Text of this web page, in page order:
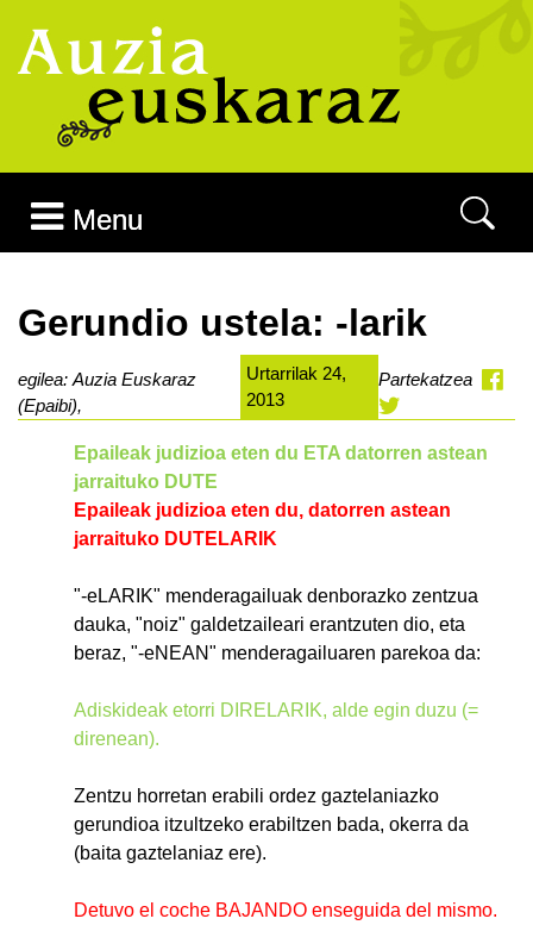
Menu
Gerundio ustela: -larik
egilea: Auzia Euskaraz
(Epaibi),
Urtarrilak 24,
2013
Partekatzea
Epaileak judizioa eten du ETA datorren astean
jarraituko DUTE
Epaileak judizioa eten du, datorren astean
jarraituko DUTELARIK
"-eLARIK" menderagailuak denborazko zentzua
dauka, "noiz" galdetzaileari erantzuten dio, eta
beraz, "-eNEAN" menderagailuaren parekoa da:
Adiskideak etorri DIRELARIK, alde egin duzu (=
direnean).
Zentzu horretan erabili ordez gaztelaniazko
gerundioa itzultzeko erabiltzen bada, okerra da
(baita gaztelaniaz ere).
Detuvo el coche BAJANDO enseguida del mismo.